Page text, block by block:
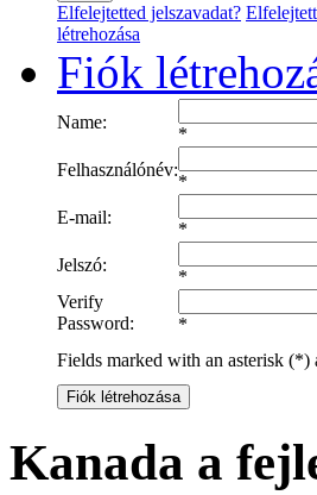
Elfelejtetted jelszavadat?
létrehozása
Fiók
Name:
*
Felhasználónév:
*
E-mail:
*
Jelszó:
*
Verify
Password:
*
Fields marked with an asterisk (*)
Fiók létrehozása
Kanada a